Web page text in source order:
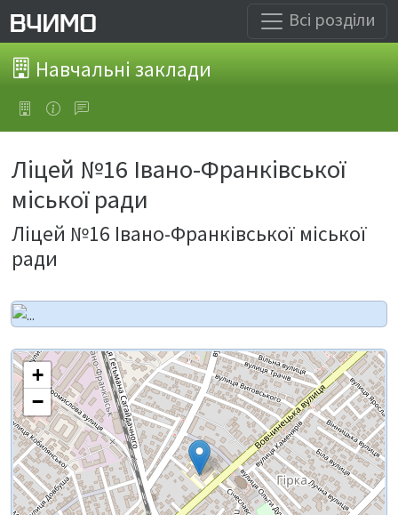
Всі розділи
Навчальні заклади
Ліцей №16 Івано-Франківської
міської ради
Ліцей №16 Івано-Франківської міської
ради
+
−